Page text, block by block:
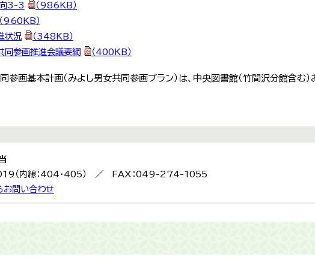
3-3
（986KB）
（960KB）
状況
（348KB）
同参画推進会議要綱
（400KB）
参画基本計画（みよし男女共同参画プラン）は、中央図書館（竹間沢分館含む
（内線：404・405） ／ FAX：049-274-1055
お問い合わせ